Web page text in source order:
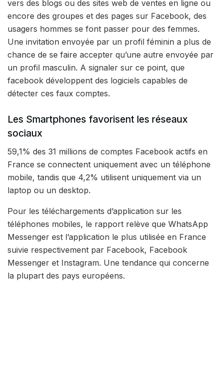
vers des blogs ou des sites web de ventes en ligne ou
encore des groupes et des pages sur Facebook, des
usagers hommes se font passer pour des femmes.
Une invitation envoyée par un profil féminin a plus de
chance de se faire accepter qu’une autre envoyée par
un profil masculin. A signaler sur ce point, que
facebook développent des logiciels capables de
détecter ces faux comptes.
Les Smartphones favorisent les réseaux
sociaux
59,1% des 31 millions de comptes Facebook actifs en
France se connectent uniquement avec un téléphone
mobile, tandis que 4,2% utilisent uniquement via un
laptop ou un desktop.
Pour les téléchargements d’application sur les
téléphones mobiles, le rapport relève que WhatsApp
Messenger est l’application le plus utilisée en France
suivie respectivement par Facebook, Facebook
Messenger et Instagram. Une tendance qui concerne
la plupart des pays européens.